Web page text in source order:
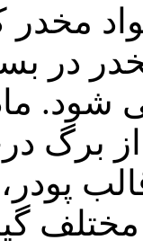
مخدر
در
شود.
برگ